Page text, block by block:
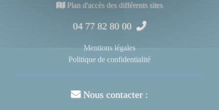
Plan d'accès des différents sites
04 77 82 80 00
Mentions légales
Politique de confidentialité
Nous contacter :